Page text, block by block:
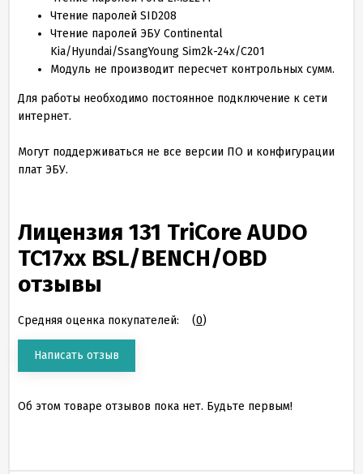
Чтение паролей SID208
Чтение паролей ЭБУ Continental
Kia/Hyundai/SsangYoung Sim2k-24x/C201
Модуль не производит пересчет контрольных сумм.
Для работы необходимо постоянное подключение к сети
интернет.
Могут поддерживаться не все версии ПО и конфигурации
плат ЭБУ.
Лицензия 131 TriCore AUDO
TC17xx BSL/BENCH/OBD
отзывы
Средняя оценка покупателей: (0)
Написать отзыв
Об этом товаре отзывов пока нет. Будьте первым!